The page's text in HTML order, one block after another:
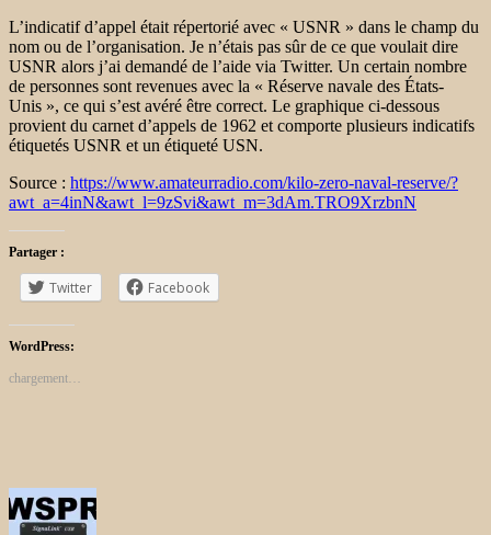
L’indicatif d’appel était répertorié avec « USNR » dans le champ du
nom ou de l’organisation. Je n’étais pas sûr de ce que voulait dire
USNR alors j’ai demandé de l’aide via Twitter. Un certain nombre
de personnes sont revenues avec la « Réserve navale des États-
Unis », ce qui s’est avéré être correct. Le graphique ci-dessous
provient du carnet d’appels de 1962 et comporte plusieurs indicatifs
étiquetés USNR et un étiqueté USN.
Source : https://www.amateurradio.com/kilo-zero-naval-reserve/?
awt_a=4inN&awt_l=9zSvi&awt_m=3dAm.TRO9XrzbnN
Partager :
Twitter Facebook
WordPress:
chargement…